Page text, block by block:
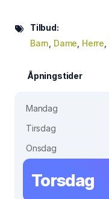
Tilbud:
Barn Dame Herre
Åpningstider
Mandag
Tirsdag
Onsdag
Torsdag